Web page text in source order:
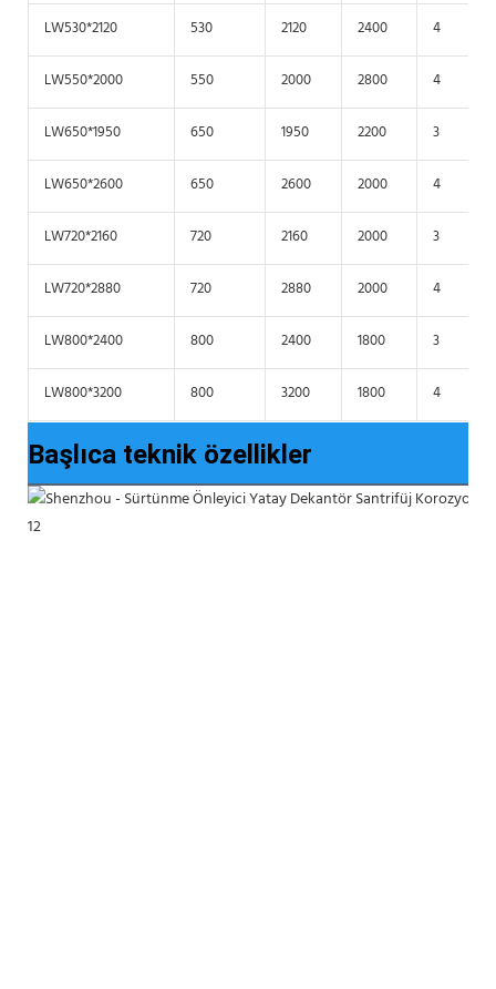
LW530*2120 530 2120 2400 4
LW550*2000 550 2000 2800 4
LW650*1950 650 1950 2200 3
LW650*2600 650 2600 2000 4
LW720*2160 720 2160 2000 3
LW720*2880 720 2880 2000 4
LW800*2400 800 2400 1800 3
LW800*3200 800 3200 1800 4
Başlıca teknik özellikler